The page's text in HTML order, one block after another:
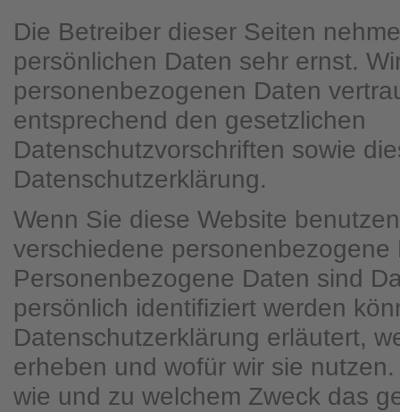
Die Betreiber dieser Seiten
persönlichen Daten sehr ernst.
personenbezogenen Daten
entsprechend den gesetzlichen
Datenschutzvorschriften sowie
Datenschutzerklärung.
Wenn Sie diese Website
verschiedene personenbezogene
Personenbezogene Daten sind
persönlich identifiziert werden
Datenschutzerklärung erläutert,
erheben und wofür wir sie
wie und zu welchem Zweck das